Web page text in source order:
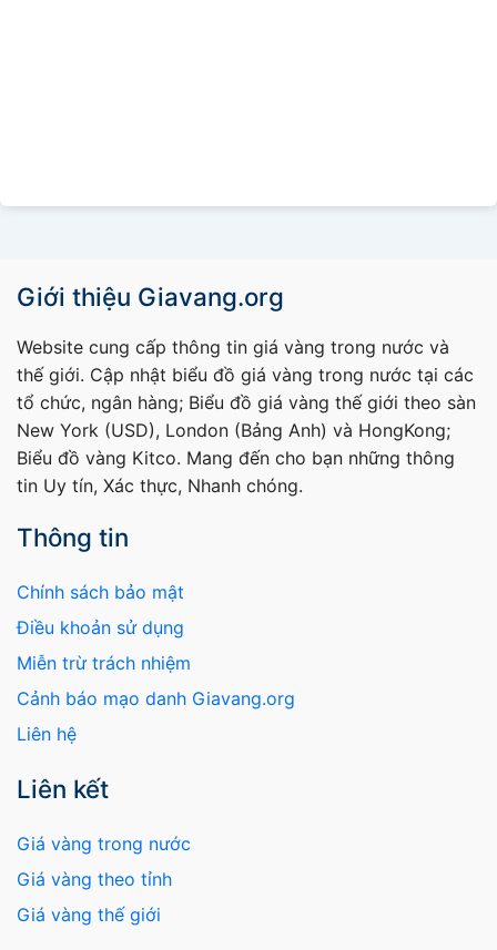
Giới thiệu Giavang.org
Website cung cấp thông tin giá vàng trong nước và
thế giới. Cập nhật biểu đồ giá vàng trong nước tại các
tổ chức, ngân hàng; Biểu đồ giá vàng thế giới theo sàn
New York (USD), London (Bảng Anh) và HongKong;
Biểu đồ vàng Kitco. Mang đến cho bạn những thông
tin Uy tín, Xác thực, Nhanh chóng.
Thông tin
Chính sách bảo mật
Điều khoản sử dụng
Miễn trừ trách nhiệm
Cảnh báo mạo danh Giavang.org
Liên hệ
Liên kết
Giá vàng trong nước
Giá vàng theo tỉnh
Giá vàng thế giới